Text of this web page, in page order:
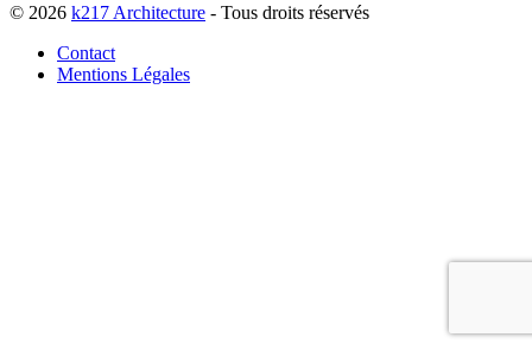
© 2026 k217 Architecture - Tous droits réservés
Contact
Mentions Légales